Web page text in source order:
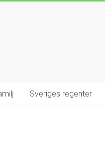
Sveriges regenter